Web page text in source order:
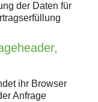
der Daten für
ihr Browser
Anfrage